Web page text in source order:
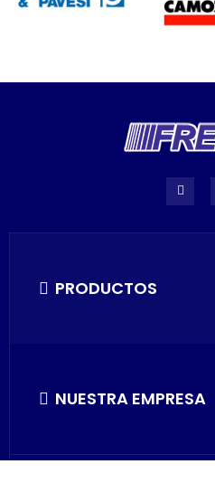
PRODUCTOS
NUESTRA EMPRESA